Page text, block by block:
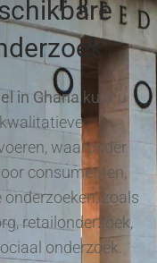
in Ghana kunt u
waaronder
consumenten,
zoals
retailonderzoek,
onderzoek.